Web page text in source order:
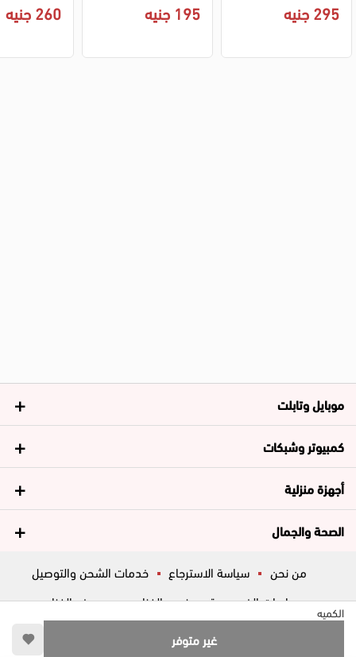
الكميه
غير متوفر
295 جنيه 195 جنيه 260 جنيه
موبايل وتابلت
كمبيوتر وشبكات
أجهزة منزلية
الصحة والجمال
من نحن سياسة الاسترجاع
خدمات الشحن والتوصيل
سياسات الخصوصية
فروع الغزاوي
عروض الغزاوي